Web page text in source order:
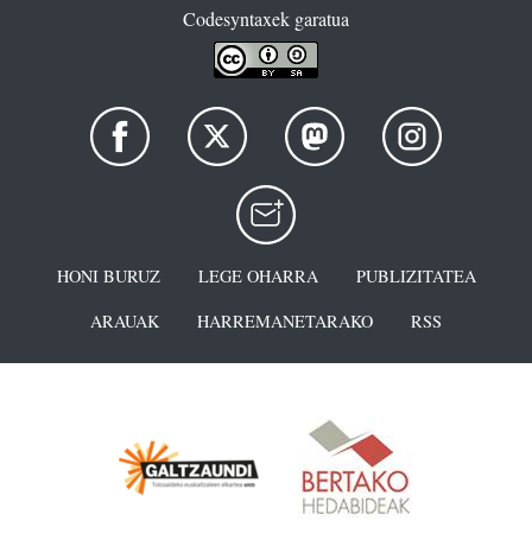
Codesyntaxek garatua
HONI BURUZ LEGE OHARRA
PUBLIZITATEA
ARAUAK
HARREMANETARAKO RSS